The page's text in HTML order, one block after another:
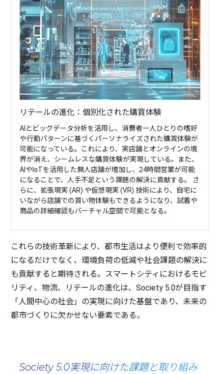
リテールの進化：個別化された購買体験
AIとビッグデータ分析を活用し、消費者一人ひとりの嗜好
や行動パターンに基づくパーソナライズされた購買体験が
可能になっている。これにより、実店舗とオンラインの境
界が消え、シームレスな購買体験が実現している。また、
AIやIoTを活用した無人店舗が増加し、24時間営業が可能
になることで、人手不足という課題の解決に貢献する。 さ
らに、拡張現実 (AR) や仮想現実 (VR) 技術により、自宅に
いながら店舗での買い物体験もできるようになり、試着や
商品の詳細確認もバーチャル空間で可能となる。
これらの技術革新により、都市生活はより 便利 で効率的
になるだけでなく、環境負荷の低減や社会課題の解決に
も貢献すると期待される。 スマートシティ における モビ
リティ、 物流、リテールの進化は、Society 5.0が目指す
「人間中心の社会 」の実現に向けた基盤であり、未来の
都市づくりに欠かせない要素である。
Society 5.0実現に向けた課題と取り組み